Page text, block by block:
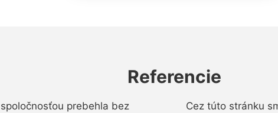
Referencie
prebehla bez
Cez túto stránku